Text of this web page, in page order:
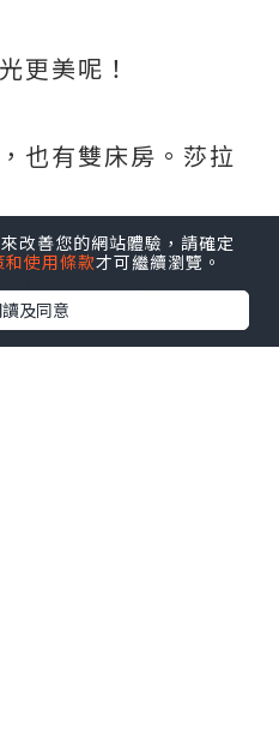
更美呢！
也有雙床房。莎拉
向愛情旅館感覺。
善您的網站體驗，請確定
和使用條款才可繼續瀏覽。
及同意